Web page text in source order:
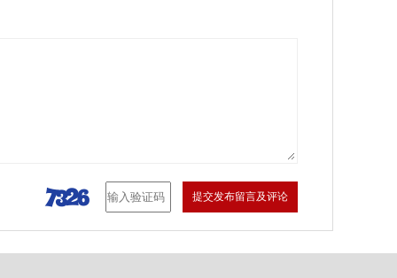
提交发布留言及评论